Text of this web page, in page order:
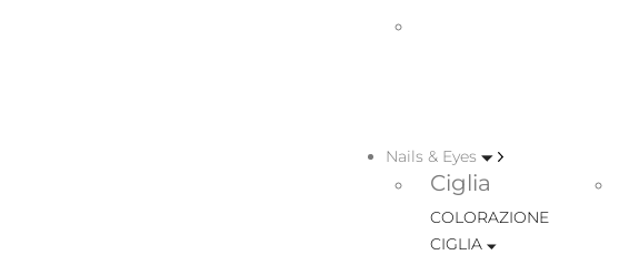
Nails & Eyes
Ciglia
COLORAZIONE
CIGLIA